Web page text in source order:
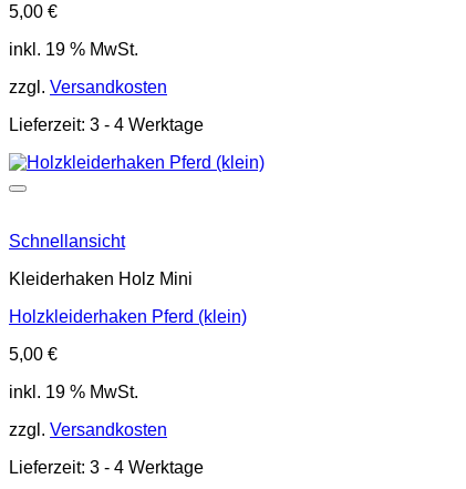
5,00 €
inkl. 19 % MwSt.
zzgl. Versandkosten
Lieferzeit: 3 - 4 Werktage
Schnellansicht
Kleiderhaken Holz Mini
Holzkleiderhaken Pferd (klein)
5,00 €
inkl. 19 % MwSt.
zzgl. Versandkosten
Lieferzeit: 3 - 4 Werktage